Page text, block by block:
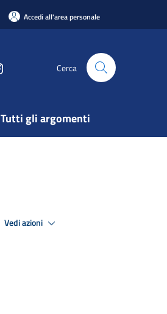
Accedi all'area personale
Cerca
Tutti gli argomenti
Vedi azioni